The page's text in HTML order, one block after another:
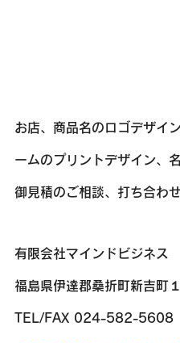
お店、商品名のロゴデザイ
ームのプリントデザイン、
御見積のご相談、打ち合わ
有限会社マインドビジネス
福島県伊達郡桑折町新吉町
TEL/FAX 024-582-5608